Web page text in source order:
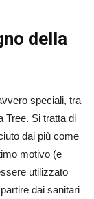
della
speciali, tra
Tree. Si tratta di
dai più come
motivo (e
utilizzato
dai sanitari